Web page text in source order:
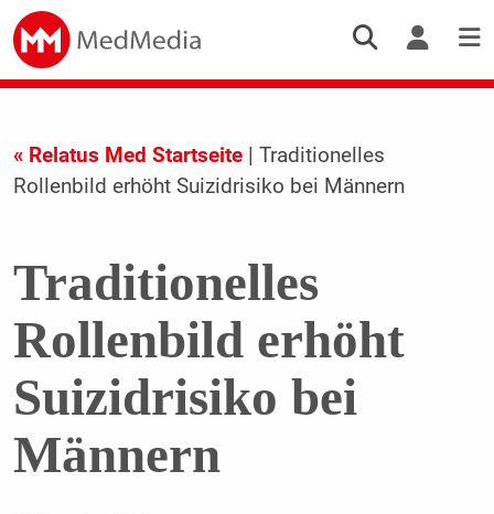
« Relatus Med Startseite| Traditionelles
Rollenbild erhöht Suizidrisiko bei Männern
Traditionelles
Rollenbild erhöht
Suizidrisiko bei
Männern